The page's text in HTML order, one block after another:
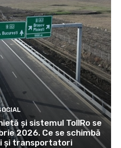
și sistemul TollRo se
2026. Ce se schimbă
și transportatori